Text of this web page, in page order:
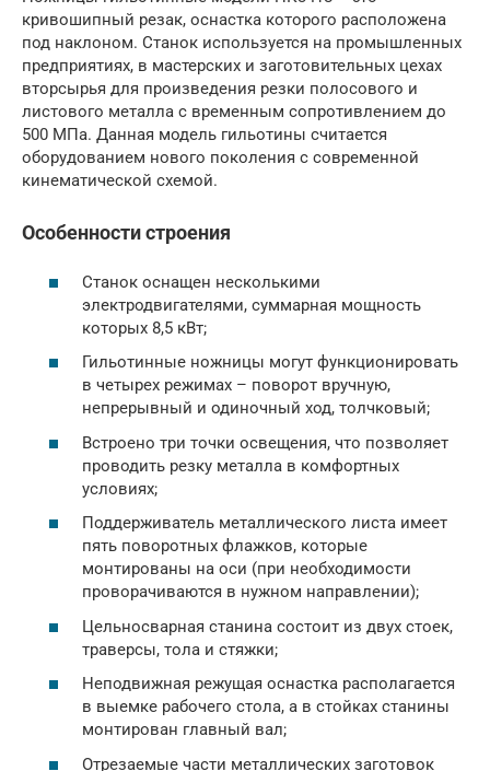
кривошипный резак, оснастка которого расположена
под наклоном. Станок используется на промышленных
предприятиях, в мастерских и заготовительных цехах
вторсырья для произведения резки полосового и
листового металла с временным сопротивлением до
500 МПа. Данная модель гильотины считается
оборудованием нового поколения с современной
кинематической схемой.
Особенности строения
Станок оснащен несколькими
электродвигателями, суммарная мощность
которых 8,5 кВт;
Гильотинные ножницы могут функционировать
в четырех режимах – поворот вручную,
непрерывный и одиночный ход, толчковый;
Встроено три точки освещения, что позволяет
проводить резку металла в комфортных
условиях;
Поддерживатель металлического листа имеет
пять поворотных флажков, которые
монтированы на оси (при необходимости
проворачиваются в нужном направлении);
Цельносварная станина состоит из двух стоек,
траверсы, тола и стяжки;
Неподвижная режущая оснастка располагается
в выемке рабочего стола, а в стойках станины
монтирован главный вал;
Отрезаемые части металлических заготовок